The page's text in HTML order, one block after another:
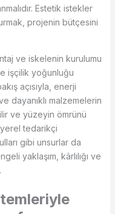
Estetik istekler
projenin bütçesini
ve iskelenin kurulumu
işçilik yoğunluğu
açısıyla, enerji
dayanıklı malzemelerin
ve yüzeyin ömrünü
yerel tedarikçi
gibi unsurlar da
yaklaşım, kârlılığı ve